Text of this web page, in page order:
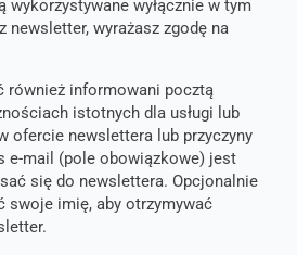
wykorzystywane wyłącznie w tym
newsletter, wyrażasz zgodę na
również informowani pocztą
istotnych dla usługi lub
ofercie newslettera lub przyczyny
e-mail (pole obowiązkowe) jest
się do newslettera. Opcjonalnie
swoje imię, aby otrzymywać